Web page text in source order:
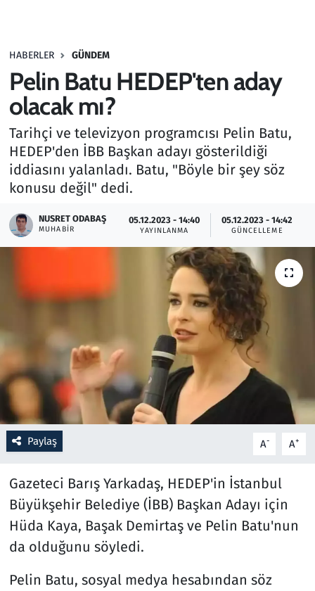
HABERLER GÜNDEM
Pelin Batu HEDEP'ten aday
olacak mı?
Tarihçi ve televizyon programcısı Pelin Batu,
HEDEP'den İBB Başkan adayı gösterildiği
iddiasını yalanladı. Batu, "Böyle bir şey söz
konusu değil" dedi.
NUSRET ODABAŞ
MUHABIR
05.12.2023 - 14:40
YAYINLANMA
05.12.2023 - 14:42
GÜNCELLEME
Paylaş A- A+
Gazeteci Barış Yarkadaş, HEDEP'in İstanbul
Büyükşehir Belediye (İBB) Başkan Adayı için
Hüda Kaya, Başak Demirtaş ve Pelin Batu'nun
da olduğunu söyledi.
Pelin Batu, sosyal medya hesabından söz
Haber
Kültür Sanat
Kurumsal Haberler
Lezzet Durağı
Resmi İlanlar
Rüya Tabirleri
Sağlık
Savunma Sanayi
Seçim 2023
Spor